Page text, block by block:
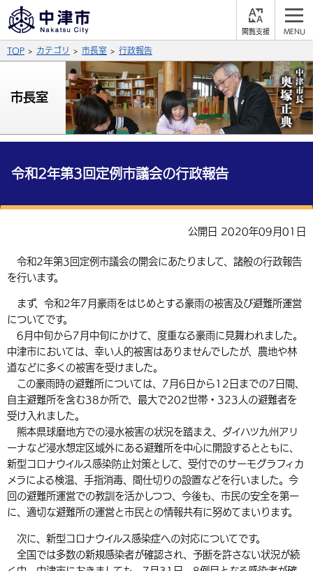
やさしい日本語
ふりがなをつける
背景色
青
文字の大きさ
拡大 標準 縮小
英語（English） 中国語（簡体字）
中国語（繁体字） 韓国語（한국어）
組織案内
サイト内検索
くらしの情報
福祉・介護 健康・予防
税金 住宅・インフラ
環境・衛生 生涯学習・スポーツ・人権
選挙 外国人の方向け情報
入札・契約
農林水産業 税金
都市整備
子育て・教育
施設情報 子どもを預ける
手当・助成 健康・医療
相談・支援・情報
観光・移住
観光なび スポットを探す
遊ぶ・体験する
買う・おみやげ 四季のイベント・祭り
移住・定住
市政情報
中津市について
地方創生・地域活性化 広報・広聴
行政・計画
TOP カテゴリ 市長室 行政報告
市長室
令和2年第3回定例市議会の行政報告
公開日 2020年09月01日
令和2年第3回定例市議会の開会にあたりまして、諸般の行政報告
を行います。
まず、令和2年7月豪雨をはじめとする豪雨の被害及び避難所運営
についてです。
6月中旬から7月中旬にかけて、度重なる豪雨に見舞われました。
中津市においては、幸い人的被害はありませんでしたが、農地や林
道などに多くの被害を受けました。
この豪雨時の避難所については、7月6日から12日までの7日間、
自主避難所を含む38か所で、最大で202世帯・323人の避難者を
受け入れました。
熊本県球磨地方での浸水被害の状況を踏まえ、ダイハツ九州アリ
ーナなど浸水想定区域外にある避難所を中心に開設するとともに、
新型コロナウイルス感染防止対策として、受付でのサーモグラフィカ
メラによる検温、手指消毒、間仕切りの設置などを行いました。今
回の避難所運営での教訓を活かしつつ、今後も、市民の安全を第一
に、適切な避難所の運営と市民との情報共有に努めてまいります。
次に、新型コロナウイルス感染症への対応についてです。
全国では多数の新規感染者が確認され、予断を許さない状況が続